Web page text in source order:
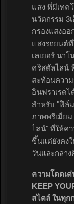
แสง ที่มีเท
นวัตกรรม
กรองแสงอ
แสงรถยนต์
เลเยอร์ นา
คริสตัลไลน์
สะท้อนความ
อินฟราเรด
สำหรับ "ฟิล์
ภาพพรีเมี่ย
ไลน์" ที่ให้ค
ขึ้นแต่ยังคง
วันและกลา
ความโดดเ
KEEP
สไตล์ ในทุก